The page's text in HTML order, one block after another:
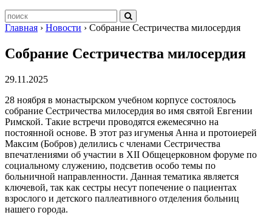
Главная › Новости › Собрание Сестричества милосердия
Собрание Сестричества милосердия
29.11.2025
28 ноября в монастырском учебном корпусе состоялось
собрание Сестричества милосердия во имя святой Евгении
Римской. Такие встречи проводятся ежемесячно на
постоянной основе. В этот раз игуменья Анна и протоиерей
Максим (Бобров) делились с членами Сестричества
впечатлениями об участии в XII Общецерковном форуме по
социальному служению, подсветив особо темы по
больничной направленности. Данная тематика является
ключевой, так как сестры несут попечение о пациентах
взрослого и детского паллеативного отделения больниц
нашего города.